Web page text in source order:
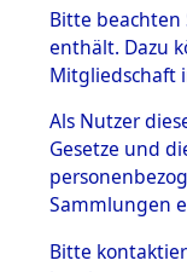
BESTÄNDE
1.
mente
5.
5.3
5.3.1
Bitte beachten
enthält. Dazu
Mitgliedschaft
Als Nutzer
Gesetze und
Sammlungen
Bitte